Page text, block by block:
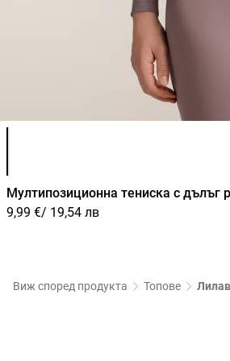
Мултипозиционна тениска с дълъг
9,99 €/ 19,54 лв
Виж според продукта Топове